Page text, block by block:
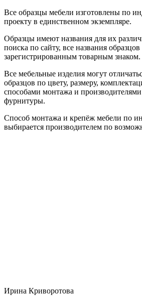
Все образцы мебели изготовлены по
проекту в единственном экземпляре.
Образцы имеют названия для их
поиска по сайту, все названия
зарегистрированным товарным знаком.
Все мебельные изделия могут
образцов по цвету, размеру,
способами монтажа и
фурнитуры.
Способ монтажа и крепёж мебели по
выбирается производителем по
Ирина Криворотова